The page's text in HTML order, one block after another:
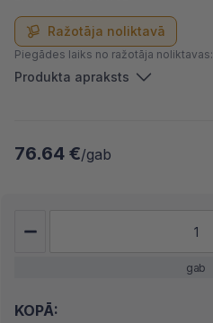
Ražotāja noliktavā
Piegādes laiks no ražotāja noliktavas:
Produkta apraksts
76.64 €/gab
gab
KOPĀ: